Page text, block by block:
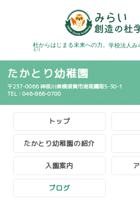
杜
もり
からはじまる未来への力。 学校法人み
たかとり幼稚園
〒237-0066 神奈川県横須賀市湘南鷹取5-30-1
TEL：046-866-0700
トップ
たかとり幼稚園の紹介
入園案内
ブログ